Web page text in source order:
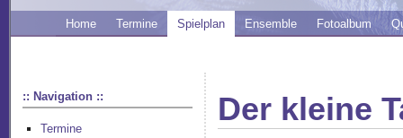
Home Termine Spielplan Ensemble Fotoalbum
:: Navigation ::
Termine
Der kleine